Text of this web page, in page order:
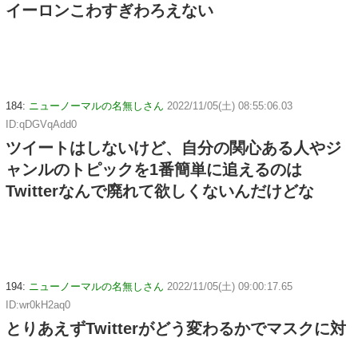
イーロンこわすぎわろえない
184: ニューノーマルの名無しさん 2022/11/05(土) 08:55:06.03
ID:qDGVqAdd0
ツイートはしないけど、自分の関心ある人やジ
ャンルのトピックを1番簡単に追えるのは
Twitterなんで廃れて欲しくないんだけどな
194: ニューノーマルの名無しさん 2022/11/05(土) 09:00:17.65
ID:wr0kH2aq0
とりあえずTwitterがどう変わるかでマスクに対